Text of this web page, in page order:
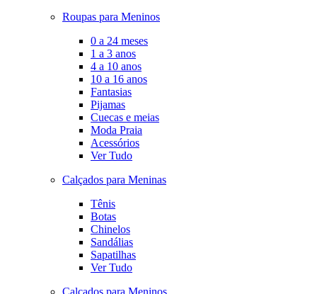
Roupas para Meninos
0 a 24 meses
1 a 3 anos
4 a 10 anos
10 a 16 anos
Fantasias
Pijamas
Cuecas e meias
Moda Praia
Acessórios
Ver Tudo
Calçados para Meninas
Tênis
Botas
Chinelos
Sandálias
Sapatilhas
Ver Tudo